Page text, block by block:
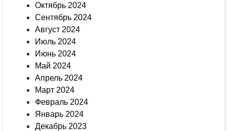
Октябрь 2024
Сентябрь 2024
Август 2024
Июль 2024
Июнь 2024
Май 2024
Апрель 2024
Март 2024
Февраль 2024
Январь 2024
Декабрь 2023